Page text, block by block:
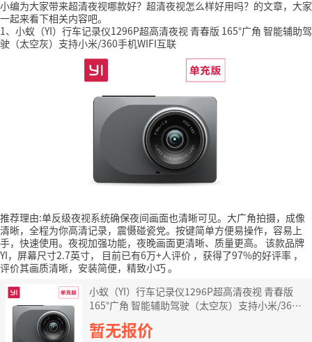
小编为大家带来超清夜视哪款好？超清夜视怎么样好用吗？的文章，大家
一起来看下相关内容吧。
1、小蚁（YI）行车记录仪1296P超高清夜视 青春版 165°广角 智能辅助驾
驶（太空灰）支持小米/360手机WIFI互联
推荐理由:单反级夜视系统确保夜间画面也清晰可见。大广角拍摄，成像
清晰，全程为你高清记录，震慑碰瓷党。按键简单方便易操作，容易上
手，快速使用。夜视加强功能，夜晚画面更清晰、质量更高。 该款品牌
YI，屏幕尺寸2.7英寸，
目前已有6万+人评价 ，获得了97%的好评率 ，
评价其画质清晰，安装简便，精致小巧。
小蚁（YI）行车记录仪1296P超高清夜视 青春版
165°广角 智能辅助驾驶（太空灰）支持小米/360
手机WIFI互联
暂无报价